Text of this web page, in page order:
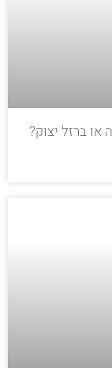
או ברזל יצוק?